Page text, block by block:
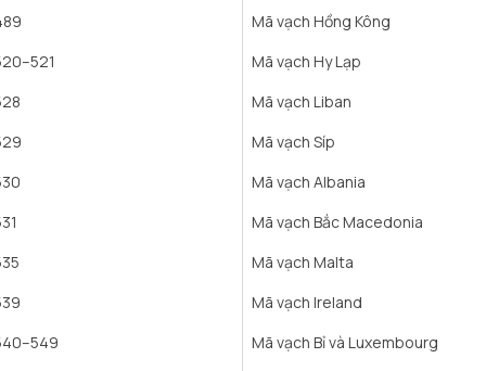
Mã vạch Hồng Kông
Mã vạch Hy Lạp
Mã vạch Liban
Mã vạch Síp
Mã vạch Albania
Mã vạch Bắc Macedonia
Mã vạch Malta
Mã vạch Ireland
Mã vạch Bỉ và Luxembourg